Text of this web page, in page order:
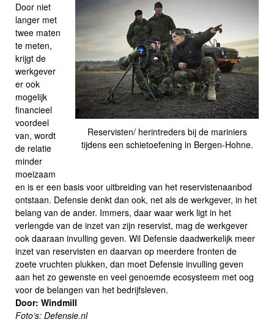
Reservisten/ herintreders bij de mariniers
tijdens een schietoefening in Bergen-Hohne.
Door niet
langer met
twee maten
te meten,
krijgt de
werkgever
er ook
mogelijk
financieel
voordeel
van, wordt
de relatie
minder
moeizaam
en is er een basis voor uitbreiding van het reservistenaanbod
ontstaan. Defensie denkt dan ook, net als de werkgever, in het
belang van de ander. Immers, daar waar werk ligt in het
verlengde van de inzet van zijn reservist, mag de werkgever
ook daaraan invulling geven. Wil Defensie daadwerkelijk meer
inzet van reservisten en daarvan op meerdere fronten de
zoete vruchten plukken, dan moet Defensie invulling geven
aan het zo gewenste en veel genoemde ecosysteem met oog
voor de belangen van het bedrijfsleven.
Door: Windmill
Foto’s: Defensie.nl